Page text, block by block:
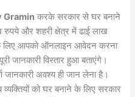
Gramin करके सरकार से घर बनाने
और शहरी क्षेत्र में ढाई लाख
आपको ऑनलाइन आवेदन करना
जानकारी विस्तार हुआ बताएंगे।
अवश्य ही जान लेना है।
को घर बनाने के लिए सरकार